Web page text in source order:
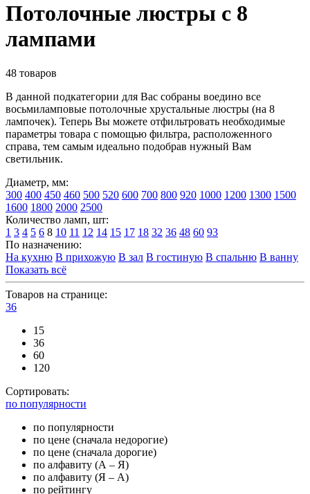
Потолочные люстры с 8
лампами
48 товаров
В данной подкатегории для Вас собраны воедино все
восьмиламповые потолочные хрустальные люстры (на 8
лампочек). Теперь Вы можете отфильтровать необходимые
параметры товара с помощью фильтра, расположенного
справа, тем самым идеально подобрав нужный Вам
светильник.
Диаметр, мм:
300 400 450 460 500 520 600 700 800 920 1000 1200 1300 1500
1600 1800 2000 2500
Количество ламп, шт:
1 3 4 5 6 8 10 11 12 14 15 17 18 32 36 48 60 93
По назначению:
На кухню В прихожую В зал В гостиную В спальню В ванну
Показать всё
Товаров на странице:
36
15
36
60
120
Сортировать:
по популярности
по популярности
по цене (сначала недорогие)
по цене (сначала дорогие)
по алфавиту (А – Я)
по алфавиту (Я – А)
по рейтингу